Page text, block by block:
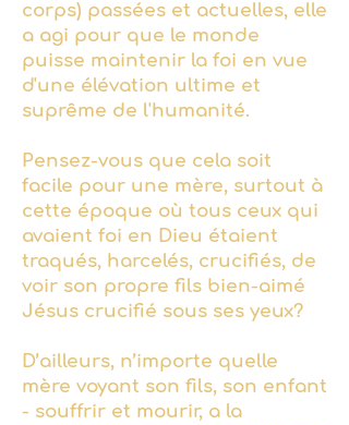
corps) passées et actuelles, elle
a agi pour que le monde
puisse maintenir la foi en vue
d'une élévation ultime et
suprême de l'humanité.
Pensez-vous que cela soit
facile pour une mère, surtout à
cette époque où tous ceux qui
avaient foi en Dieu étaient
traqués, harcelés, crucifiés, de
voir son propre fils bien-aimé
Jésus crucifié sous ses yeux?
D’ailleurs, n’importe quelle
mère voyant son fils, son enfant
- souffrir et mourir, a la